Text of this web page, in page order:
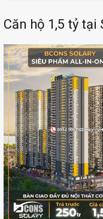
Căn hộ 1,5 tỷ tại